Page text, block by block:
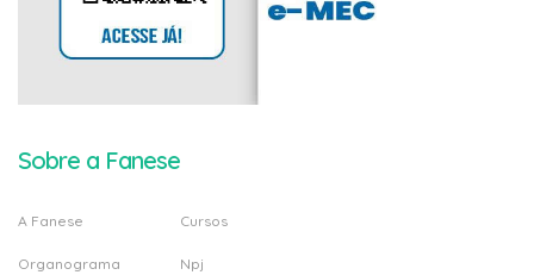
Sobre a Fanese
A Fanese
Organograma
Cursos
Npj